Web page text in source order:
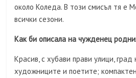
около Коледа. В този смисъл тя е
всички сезони.
Как би описала на чужденец
Красив, с хубави прави улици, град
художниците и поетите;